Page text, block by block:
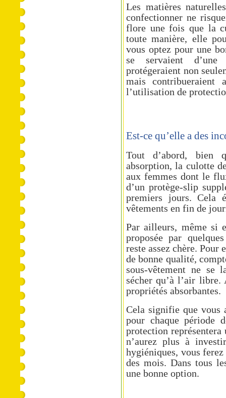
Les matières
confectionner ne
flore une fois que la
toute manière, elle
vous optez pour une
se servaient
protégeraient non
mais
l’utilisation de
Est-ce qu’elle a des
Tout d’abord, bien
absorption, la culotte
aux femmes dont le
d’un protège-slip
premiers jours. Cela
vêtements en fin de
Par ailleurs, même si
proposée par
reste assez chère. Pour
de bonne qualité,
sous-vêtement ne se
sécher qu’à l’air
propriétés absorbantes.
Cela signifie que vous
pour chaque période
protection
n’aurez plus à
hygiéniques, vous
des mois. Dans tous
une bonne option.